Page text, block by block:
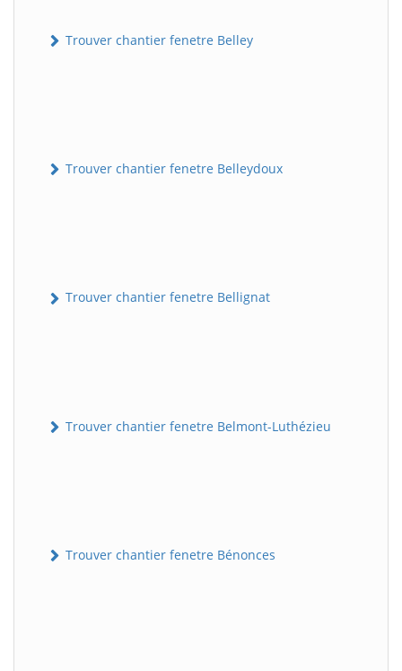
Trouver chantier fenetre Belley
Trouver chantier fenetre Belleydoux
Trouver chantier fenetre Bellignat
Trouver chantier fenetre Belmont-Luthézieu
Trouver chantier fenetre Bénonces